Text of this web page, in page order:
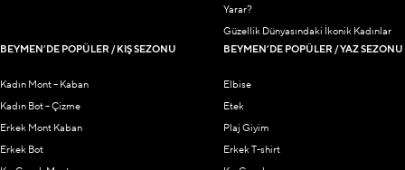
Yarar?
Güzellik Dünyasındaki İkonik Kadınlar
BEYMEN’DE POPÜLER / KIŞ SEZONU
Kadın Mont – Kaban
Kadın Bot – Çizme
Erkek Mont Kaban
Erkek Bot
BEYMEN’DE POPÜLER / YAZ SEZONU
Elbise
Etek
Plaj Giyim
Erkek T-shirt